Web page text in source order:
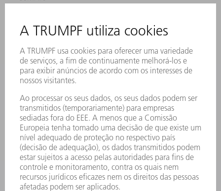
ASSINATURA DA NEWSLETTER
MYTRUMPF
FICHAS DE DADOS DE SEGURANÇA
PRODUTOS
MÁQUINAS & SISTEMAS
LASER
FERRAMENTAS ELÉTRICAS
SMART FACTORY
SOFTWARE
SERVIÇOS
APLICAÇÕES
SETORES
EMPRESA
CARREIRA
OFERTAS DE EMPREGO
PERFIL DA EMPRESA